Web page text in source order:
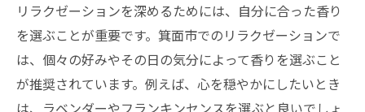
リラクゼーションを深めるためには、自分に合った香り
を選ぶことが重要です。箕面市でのリラクゼーションで
は、個々の好みやその日の気分によって香りを選ぶこと
が推奨されています。例えば、心を穏やかにしたいとき
は、ラベンダーやフランキンセンスを選ぶと良いでしょ